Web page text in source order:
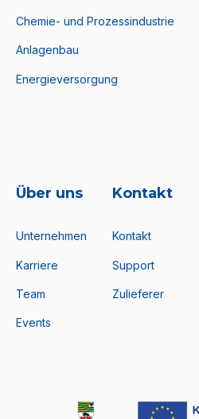
Chemie- und Prozessindustrie
Anlagenbau
Energieversorgung
Über uns
Unternehmen
Karriere
Team
Events
Kontakt
Kontakt
Support
Zulieferer